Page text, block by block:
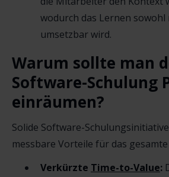
wodurch das Lernen sowohl
umsetzbar wird.
Warum sollte man
Software-Schulung
einräumen?
Solide Software-
messbare Vorteile für das
Verkürzte Time-to-Value: